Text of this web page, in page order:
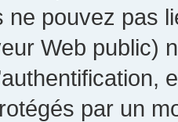
ne pouvez pas
Web public)
par un